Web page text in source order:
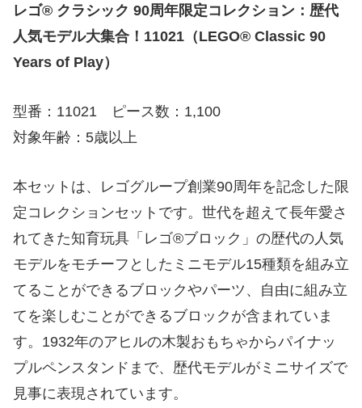
レゴ® クラシック 90周年限定コレクション：歴代
人気モデル大集合！11021（LEGO® Classic 90
Years of Play）
型番：11021 ピース数：1,100
対象年齢：5歳以上
本セットは、レゴグループ創業90周年を記念した限
定コレクションセットです。世代を超えて長年愛さ
れてきた知育玩具「レゴ®ブロック」の歴代の人気
モデルをモチーフとしたミニモデル15種類を組み立
てることができるブロックやパーツ、自由に組み立
てを楽しむことができるブロックが含まれていま
す。1932年のアヒルの木製おもちゃからパイナッ
プルペンスタンドまで、歴代モデルがミニサイズで
見事に表現されています。